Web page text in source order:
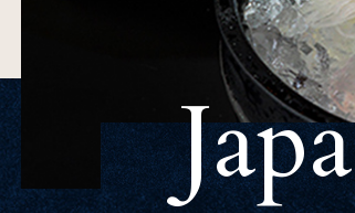
アクセス
One
会員プログラム「One